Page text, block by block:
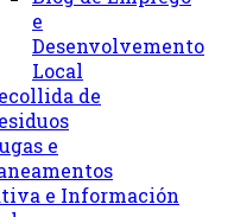
e
Desenvolvemento
Local
de
e
e Información